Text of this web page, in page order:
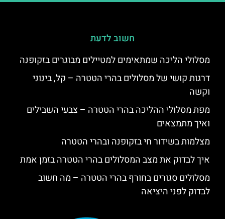
חשוב לדעת
מסלולי הליכה שמתאימים למטיילים מבוגרים בזקופנה
דרגות קושי של מסלולים בהרי הטטרה – קל, בינוני
וקשה
מפת מסלולי ההליכה בהרי הטטרה – צבעי השבילים
ואיך מתמצאים
מצלמות בשידור חי בזקופנה ובהרי הטטרה
איך לבדוק את מצב המסלולים בהרי הטטרה בזמן אמת
מסלולים סגורים בחורף בהרי הטטרה – מה חשוב
לבדוק לפני היציאה